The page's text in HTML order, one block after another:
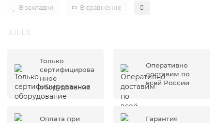
В закладки В сравнение
Только
сертифицирова
нное
оборудование
Оперативно
доставим по
всей России
Оплата при
Гарантия